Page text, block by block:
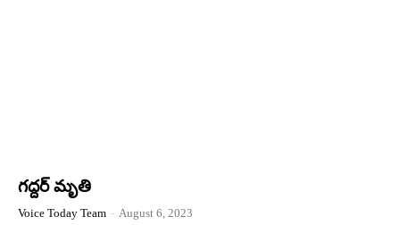
గద్దర్ మృతి
Voice Today Team - August 6, 2023